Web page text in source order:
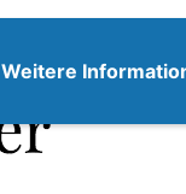
Weitere